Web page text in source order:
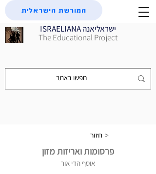
ISRAELIANA ישראליאנה
The Educational Project
המורשת הישראלית
חזור >
פרסומות ואריזות מזון
אוסף הדי אור